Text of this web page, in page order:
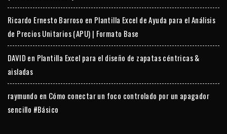
Ricardo Ernesto Barroso en Plantilla Excel de Ayuda para el Análisis
de Precios Unitarios (APU) | Formato Base
DAVID en Plantilla Excel para el diseño de zapatas céntricas &
aisladas
raymundo en Cómo conectar un foco controlado por un apagador
sencillo #Básico